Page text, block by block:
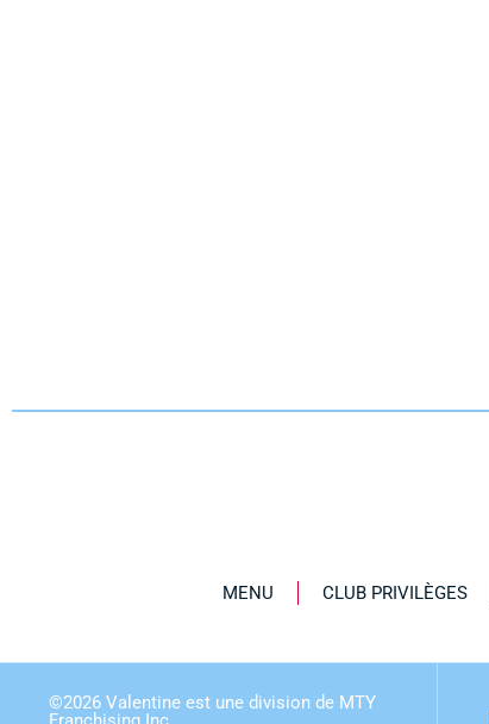
MENU CLUB PRIVILÈGES
©2026 Valentine est une division de MTY